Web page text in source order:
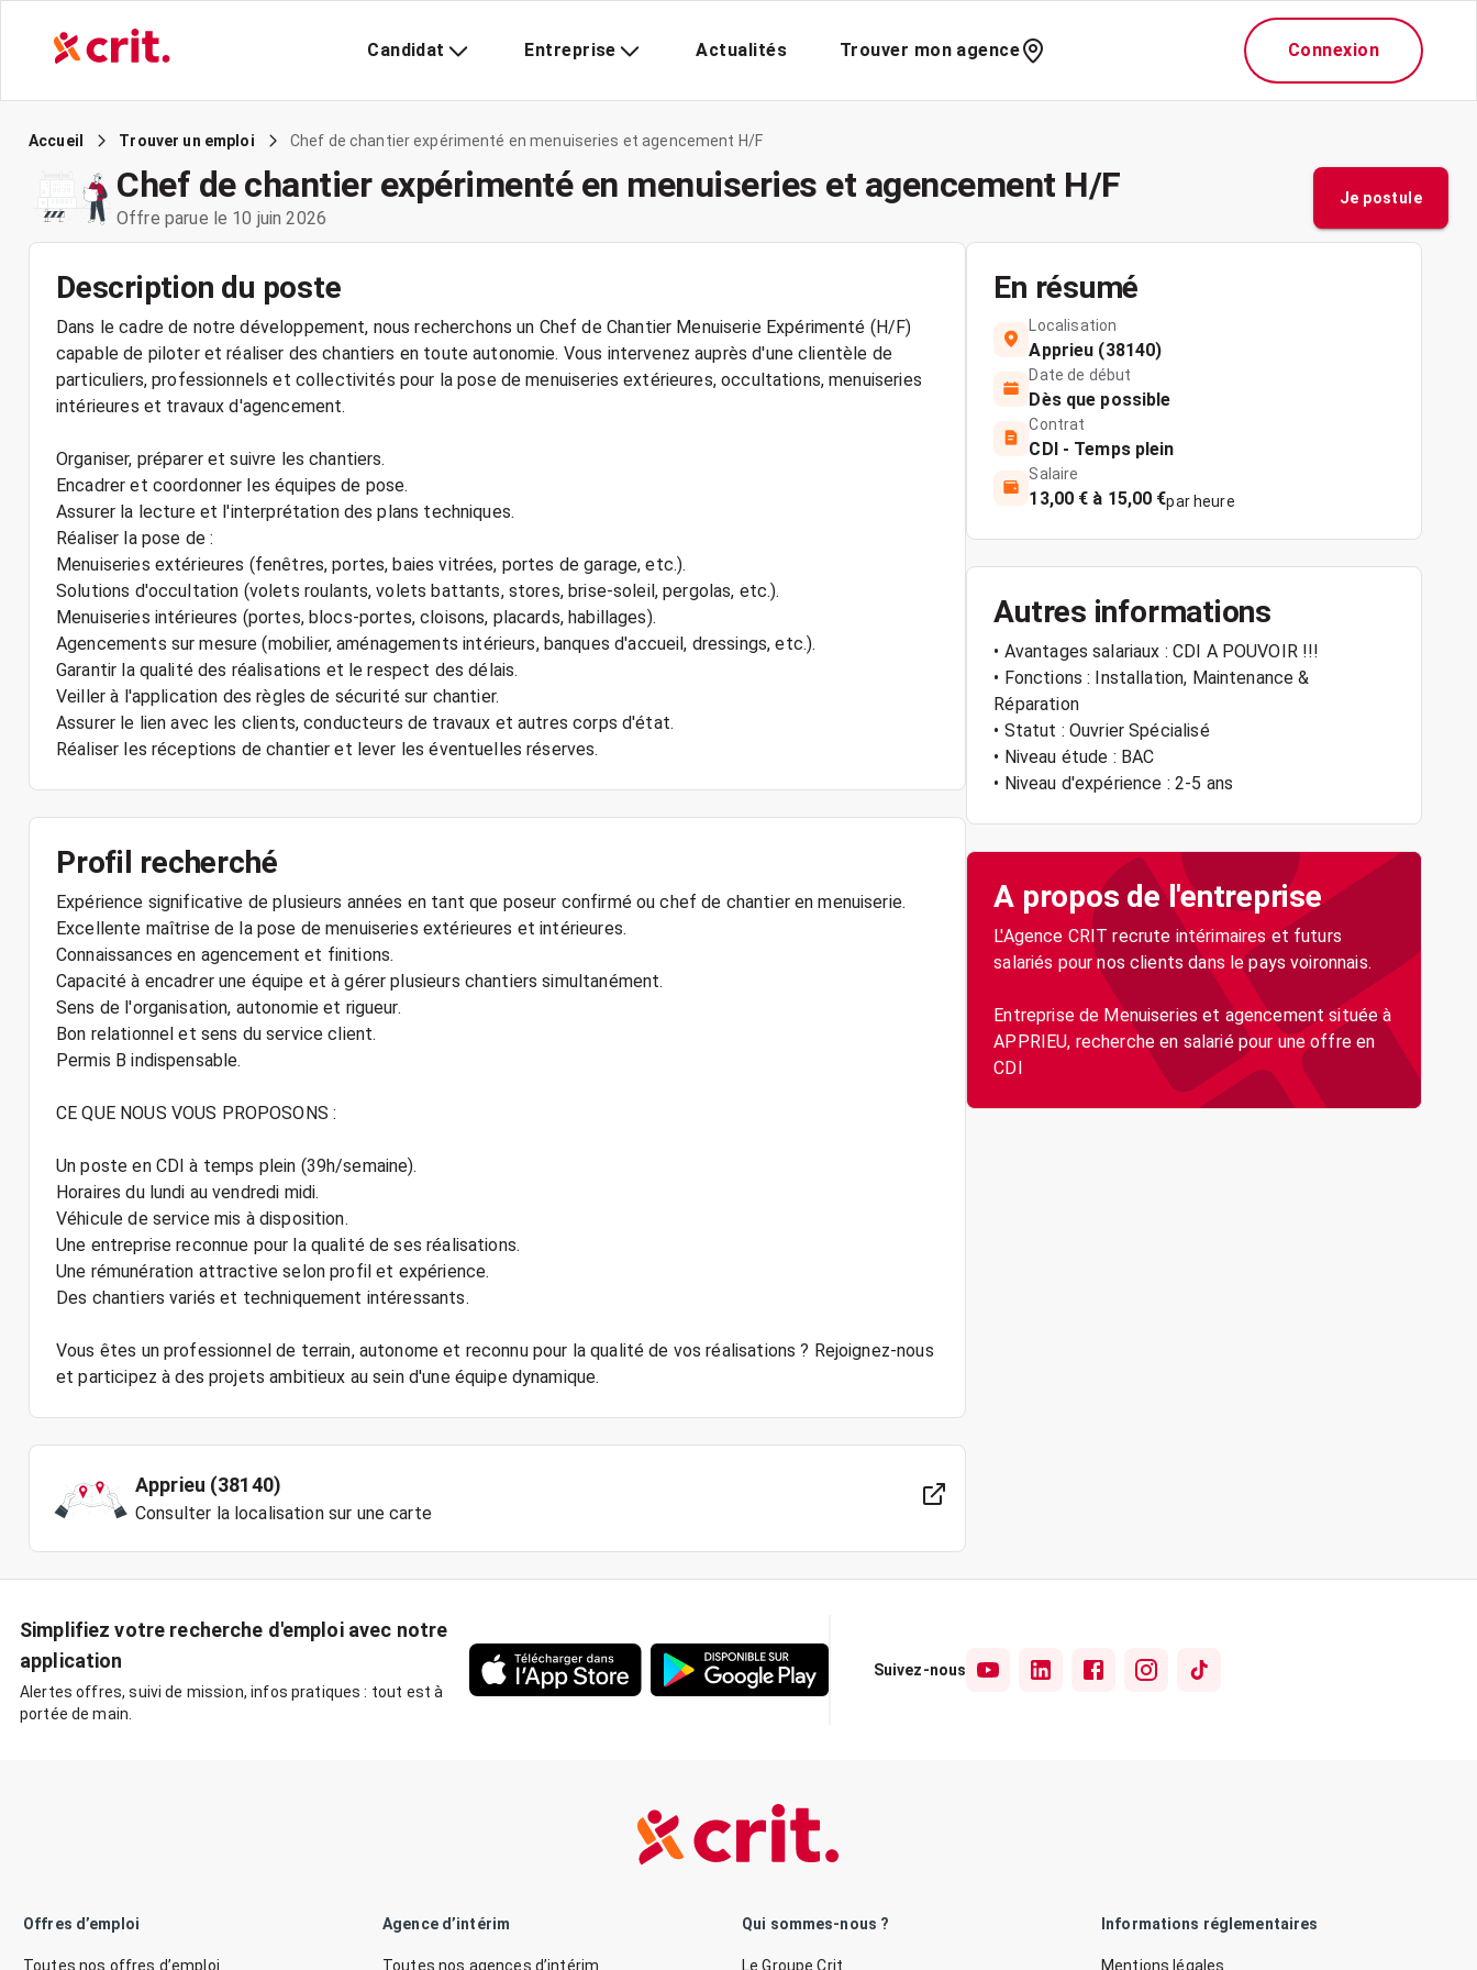
Candidat Entreprise Actualités Trouver mon agence Connexion
Accueil Trouver un emploi Chef de chantier expérimenté en menuiseries et agencement H/F
Chef de chantier expérimenté en menuiseries et agencement H/F
Offre parue le 10 juin 2026
Je postule
Description du poste
Dans le cadre de notre développement, nous recherchons un Chef de Chantier Menuiserie Expérimenté (H/F)
capable de piloter et réaliser des chantiers en toute autonomie. Vous intervenez auprès d'une clientèle de
particuliers, professionnels et collectivités pour la pose de menuiseries extérieures, occultations, menuiseries
intérieures et travaux d'agencement.
Organiser, préparer et suivre les chantiers.
Encadrer et coordonner les équipes de pose.
Assurer la lecture et l'interprétation des plans techniques.
Réaliser la pose de :
Menuiseries extérieures (fenêtres, portes, baies vitrées, portes de garage, etc.).
Solutions d'occultation (volets roulants, volets battants, stores, brise-soleil, pergolas, etc.).
Menuiseries intérieures (portes, blocs-portes, cloisons, placards, habillages).
Agencements sur mesure (mobilier, aménagements intérieurs, banques d'accueil, dressings, etc.).
Garantir la qualité des réalisations et le respect des délais.
Veiller à l'application des règles de sécurité sur chantier.
Assurer le lien avec les clients, conducteurs de travaux et autres corps d'état.
Réaliser les réceptions de chantier et lever les éventuelles réserves.
Profil recherché
Expérience significative de plusieurs années en tant que poseur confirmé ou chef de chantier en menuiserie.
Excellente maîtrise de la pose de menuiseries extérieures et intérieures.
Connaissances en agencement et finitions.
Capacité à encadrer une équipe et à gérer plusieurs chantiers simultanément.
Sens de l'organisation, autonomie et rigueur.
Bon relationnel et sens du service client.
Permis B indispensable.
CE QUE NOUS VOUS PROPOSONS :
Un poste en CDI à temps plein (39h/semaine).
Horaires du lundi au vendredi midi.
Véhicule de service mis à disposition.
Une entreprise reconnue pour la qualité de ses réalisations.
Une rémunération attractive selon profil et expérience.
Des chantiers variés et techniquement intéressants.
Vous êtes un professionnel de terrain, autonome et reconnu pour la qualité de vos réalisations ? Rejoignez-nous
Apprieu (38140)
Consulter la localisation sur une carte
En résumé
Localisation
Apprieu (38140)
Date de début
Dès que possible
Contrat
CDI - Temps plein
Salaire
13,00 € à 15,00 €par heure
Autres informations
• Avantages salariaux : CDI A POUVOIR !!!
• Fonctions : Installation, Maintenance &
Réparation
• Statut : Ouvrier Spécialisé
• Niveau étude : BAC
• Niveau d'expérience : 2-5 ans
A propos de l'entreprise
L'Agence CRIT recrute intérimaires et futurs
salariés pour nos clients dans le pays voironnais.
Entreprise de Menuiseries et agencement située à
APPRIEU, recherche en salarié pour une offre en
CDI
Simplifiez votre recherche d'emploi avec notre
application
Alertes offres, suivi de mission, infos pratiques : tout est à
portée de main.
Suivez-nous
Offres d’emploi
Toutes nos offres d’emploi
Agence d’intérim
Toutes nos agences d’intérim
Qui sommes-nous ?
Le Groupe Crit
Informations réglementaires
Mentions légales